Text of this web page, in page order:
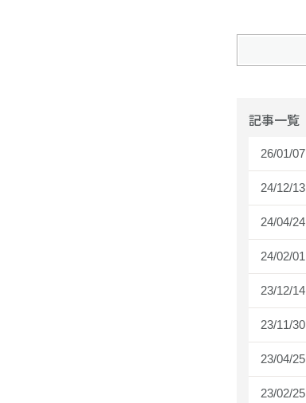
記事一覧
26/01/07
24/12/13
24/04/24
24/02/01
23/12/14
23/11/30
23/04/25
23/02/25